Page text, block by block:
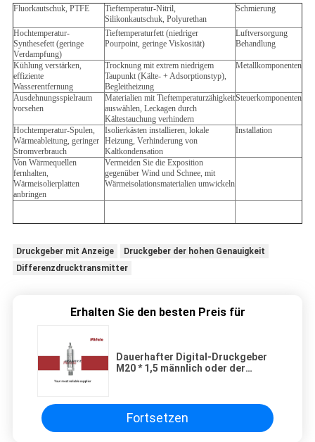
Fluorkautschuk, PTFE
Tieftemperatur-Nitril,
Silikonkautschuk, Polyurethan
Schmierung
Hochtemperatur-
Synthesefett (geringe
Verdampfung)
Tieftemperaturfett (niedriger
Pourpoint, geringe Viskosität)
Luftversorgung
Behandlung
Kühlung verstärken,
effiziente
Wasserentfernung
Trocknung mit extrem niedrigem
Taupunkt (Kälte- + Adsorptionstyp),
Begleitheizung
Metallkomponenten
Ausdehnungsspielraum
vorsehen
Materialien mit Tieftemperaturzähigkeit
auswählen, Leckagen durch
Kältestauchung verhindern
Steuerkomponenten
Hochtemperatur-Spulen,
Wärmeableitung, geringer
Stromverbrauch
Isolierkästen installieren, lokale
Heizung, Verhinderung von
Kaltkondensation
Installation
Von Wärmequellen
fernhalten,
Wärmeisolierplatten
anbringen
Vermeiden Sie die Exposition
gegenüber Wind und Schnee, mit
Wärmeisolationsmaterialien umwickeln
Druckgeber mit Anzeige
Druckgeber der hohen Genauigkeit
Differenzdrucktransmitter
Erhalten Sie den besten Preis für
Dauerhafter Digital-Druckgeber
M20 * 1,5 männlich oder der
Fortsetzen